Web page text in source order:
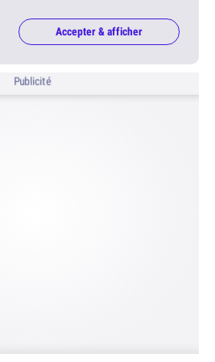
Accepter & afficher
Publicité